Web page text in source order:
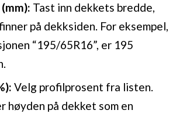
Tast inn dekkets bredde,
på dekksiden. For eksempel,
“195/65R16”, er 195
Velg profilprosent fra listen.
høyden på dekket som en